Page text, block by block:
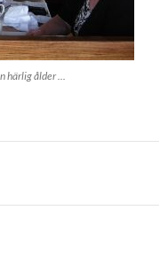
härlig ålder ...